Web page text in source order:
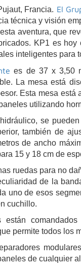
Francia. El
técnica y visión
aventura, que
KP1 es
inteligentes para
es de 37 x 3,50
La mesa está
Esta mesa
utilizando
se
también de
de ancho
15 y 18 cm de
ruedas para no
de la
uno de esos
cuchillo.
están
permite todos los
de cualquier